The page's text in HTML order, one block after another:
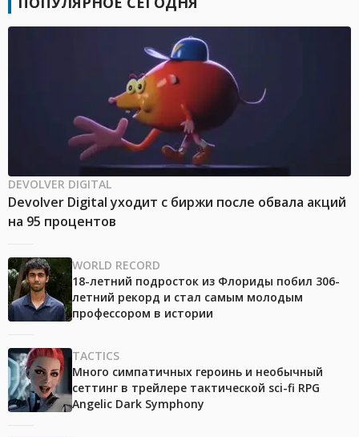
DEVOLVER DIGITAL
Devolver Digital уходит с биржи после обвала акций
на 95 процентов
WORLD RECORD
18-летний подросток из Флориды побил 306-
летний рекорд и стал самым молодым
профессором в истории
TACTICS
Много симпатичных героинь и необычный
сеттинг в трейлере тактической sci-fi RPG
Angelic Dark Symphony